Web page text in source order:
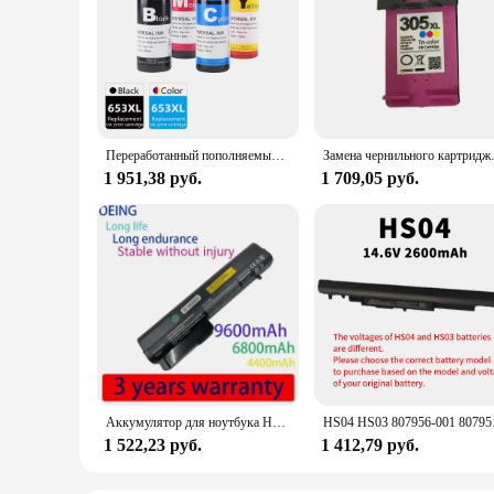
Переработанный пополняемый картридж для чернил, замена для HP 653 653 XL для Deskjet Ink Advantage 6075 6475
1 951,38 руб.
Замена чернильного
1 709,05 руб.
Аккумулятор для ноутбука HSTNN-DB22 HSTNN-XB22 для Hp для EliteBook 2530p 2540p для бизнес-ноутбука 2400 2510p NC2400
1 522,23 руб.
HS04 HS03
1 412,79 руб.